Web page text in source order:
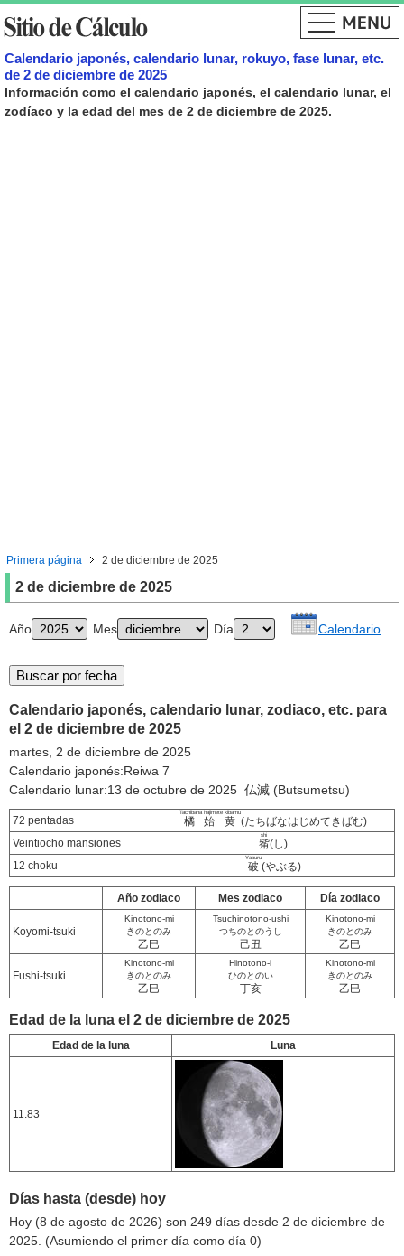
Calendario japonés, calendario lunar, rokuyo, fase lunar, etc.
de 2 de diciembre de 2025
Información como el calendario japonés, el calendario lunar, el
zodíaco y la edad del mes de 2 de diciembre de 2025.
Primera página 2 de diciembre de 2025
2 de diciembre de 2025
Año Mes Día Calendario
Calendario japonés, calendario lunar, zodiaco, etc. para
el 2 de diciembre de 2025
martes, 2 de diciembre de 2025
Calendario japonés:Reiwa 7
Calendario lunar:13 de octubre de 2025 仏滅 (Butsumetsu)
72 pentadas 橘始黄
Tachibana hajimete kibamu
(たちばなはじめてきばむ)
Veintiocho mansiones
觜
shi
(し)
12 choku
破
Yaburu
(やぶる)
Año zodiaco Mes zodiaco Día zodiaco
Koyomi-tsuki
Kinotono-mi
きのとのみ
乙巳
Tsuchinotono-ushi
つちのとのうし
己丑
Kinotono-mi
きのとのみ
乙巳
Fushi-tsuki
Kinotono-mi
きのとのみ
乙巳
Hinotono-i
ひのとのい
丁亥
Kinotono-mi
きのとのみ
乙巳
Edad de la luna el 2 de diciembre de 2025
Edad de la luna Luna
11.83
Días hasta (desde) hoy
Hoy (8 de agosto de 2026) son 249 días desde 2 de diciembre de
2025. (Asumiendo el primer día como día 0)